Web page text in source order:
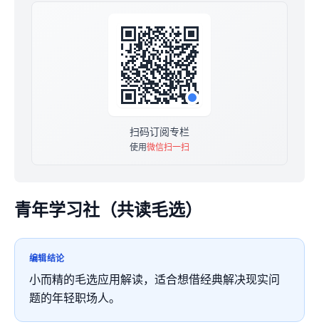
扫码订阅专栏
使用微信扫一扫
青年学习社（共读毛选）
编辑结论
小而精的毛选应用解读，适合想借经典解决现实问
题的年轻职场人。